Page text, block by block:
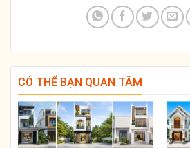
CÓ THỂ BẠN QUAN TÂM